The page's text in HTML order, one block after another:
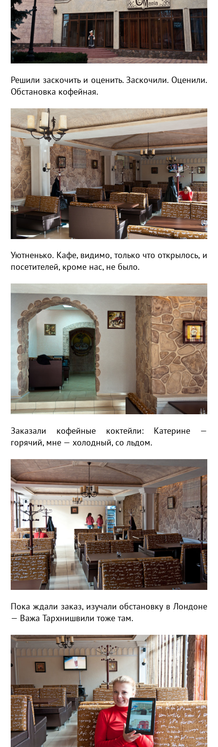
Решили заскочить и оценить. Заскочили. Оценили.
Обстановка кофейная.
Уютненько. Кафе, видимо, только что открылось, и
посетителей, кроме нас, не было.
Заказали кофейные коктейли: Катерине —
горячий, мне — холодный, со льдом.
Пока ждали заказ, изучали обстановку в Лондоне
— Важа Тархнишвили тоже там.